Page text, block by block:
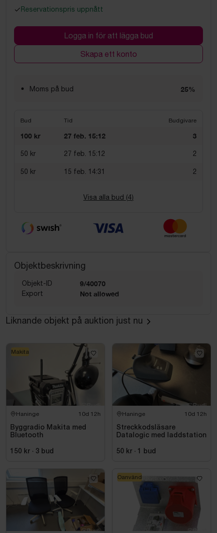
Reservationspris uppnått
Logga in för att lägga bud
Skapa ett konto
Moms på bud 25%
Bud Tid Budgivare
100 kr 27 feb. 15:12 3
50 kr 27 feb. 15:12 2
50 kr 15 feb. 14:31 2
Visa alla bud (4)
Objektbeskrivning
Objekt-ID 9/40070
Export Not allowed
Liknande objekt på auktion just nu
Haninge 10d 12h
Byggradio Makita med
Bluetooth
150 kr · 3 bud
Makita
Haninge 10d 12h
Streckkodsläsare
Datalogic med laddstation
50 kr · 1 bud
Oanvänd